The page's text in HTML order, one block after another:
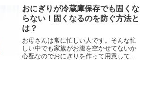
話題になり、「ラピュタパン」と呼ばれ
話題になっています。色ん...
おにぎりが冷蔵庫保存でも固くな
らない！固くなるのを防ぐ方法と
は？
お母さんは常に忙しい人です。そんな忙
しい中でも家族がお腹を空かせてないか
心配なのでおにぎりを作って用意してい